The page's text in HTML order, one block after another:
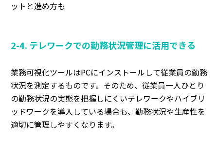
ットと進め方も
2-4. テレワークでの勤務状況管理に活用できる
業務可視化ツールはPCにインストールして従業員の勤務
状況を測定するものです。そのため、従業員一人ひとり
の勤務状況の実態を把握しにくいテレワークやハイブリ
ッドワークを導入している場合も、勤務状況や生産性を
適切に管理しやすくなります。